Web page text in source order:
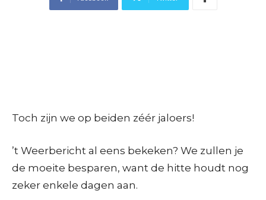
Toch zijn we op beiden zéér jaloers!
’t Weerbericht al eens bekeken? We zullen je
de moeite besparen, want de hitte houdt nog
zeker enkele dagen aan.